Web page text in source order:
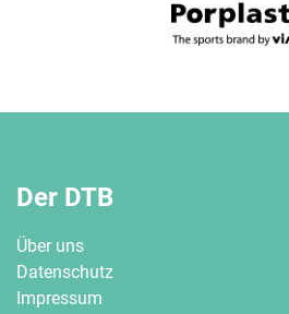
Der DTB
Über uns
Datenschutz
Impressum